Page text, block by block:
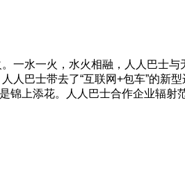
一水一火，水火相融，人人巴士与
巴士带去了“互联网+包车”的新型
锦上添花。人人巴士合作企业辐射